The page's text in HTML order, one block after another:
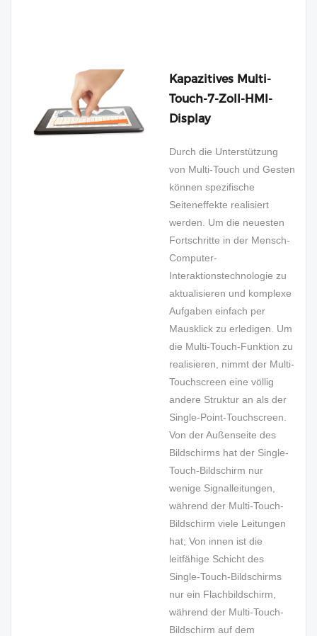
Kapazitives Multi-
Touch-7-Zoll-HMI-
Display
Durch die Unterstützung
von Multi-Touch und Gesten
können spezifische
Seiteneffekte realisiert
werden. Um die neuesten
Fortschritte in der Mensch-
Computer-
Interaktionstechnologie zu
aktualisieren und komplexe
Aufgaben einfach per
Mausklick zu erledigen. Um
die Multi-Touch-Funktion zu
realisieren, nimmt der Multi-
Touchscreen eine völlig
andere Struktur an als der
Single-Point-Touchscreen.
Von der Außenseite des
Bildschirms hat der Single-
Touch-Bildschirm nur
wenige Signalleitungen,
während der Multi-Touch-
Bildschirm viele Leitungen
hat; Von innen ist die
leitfähige Schicht des
Single-Touch-Bildschirms
nur ein Flachbildschirm,
während der Multi-Touch-
Bildschirm auf dem